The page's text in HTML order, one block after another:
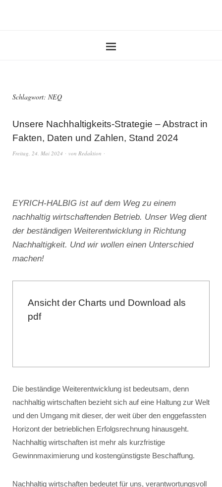
Schlagwort: NEQ
Unsere Nachhaltigkeits-Strategie – Abstract in
Fakten, Daten und Zahlen, Stand 2024
Freitag, 24. Mai 2024 von Redaktion
EYRICH-HALBIG ist auf dem Weg zu einem
nachhaltig wirtschaftenden Betrieb. Unser Weg dient
der beständigen Weiterentwicklung in Richtung
Nachhaltigkeit. Und wir wollen einen Unterschied
machen!
Ansicht der Charts und Download als
pdf
Die beständige Weiterentwicklung ist bedeutsam, denn
nachhaltig wirtschaften bezieht sich auf eine Haltung zur Welt
und den Umgang mit dieser, der weit über den enggefassten
Horizont der betrieblichen Erfolgsrechnung hinausgeht.
Nachhaltig wirtschaften ist mehr als kurzfristige
Gewinnmaximierung und kostengünstigste Beschaffung.
Nachhaltig wirtschaften bedeutet für uns, verantwortungsvoll